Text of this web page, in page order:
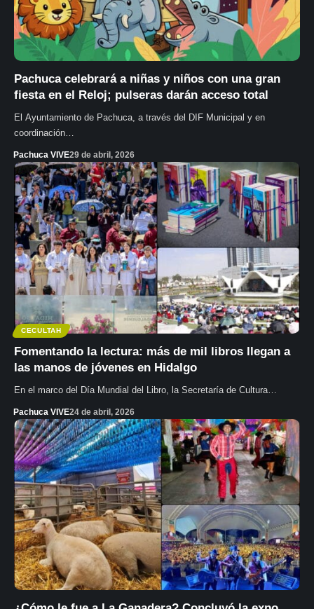
Pachuca celebrará a niñas y niños con una gran
fiesta en el Reloj; pulseras darán acceso total
El Ayuntamiento de Pachuca, a través del DIF Municipal y en
coordinación…
Pachuca VIVE29 de abril, 2026
CECULTAH
Fomentando la lectura: más de mil libros llegan a
las manos de jóvenes en Hidalgo
En el marco del Día Mundial del Libro, la Secretaría de Cultura…
Pachuca VIVE24 de abril, 2026